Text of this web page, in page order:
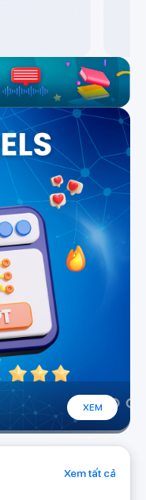
XEM
Xem tất cả